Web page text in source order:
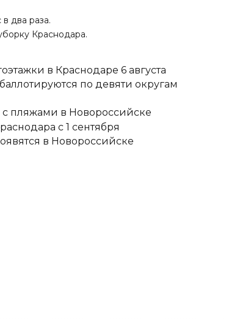
два раза.
Краснодара.
в Краснодаре 6 августа
по девяти округам
пляжами в Новороссийске
с 1 сентября
в Новороссийске